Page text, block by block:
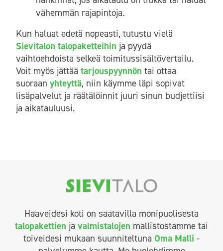
vähemmän rajapintoja.
Kun haluat edetä nopeasti, tutustu vielä
Sievitalon talopaketteihin ja pyydä
vaihtoehdoista selkeä toimitussisältövertailu.
Voit myös jättää tarjouspyynnön tai ottaa
suoraan yhteyttä, niin käymme läpi sopivat
lisäpalvelut ja räätälöinnit juuri sinun budjettiisi
ja aikatauluusi.
Haaveidesi koti on saatavilla monipuolisesta
talopakettien ja valmistalojen mallistostamme tai
toiveidesi mukaan suunniteltuna Oma Malli -